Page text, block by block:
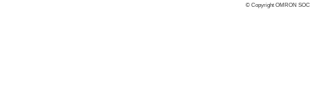
© Copyright OMRON